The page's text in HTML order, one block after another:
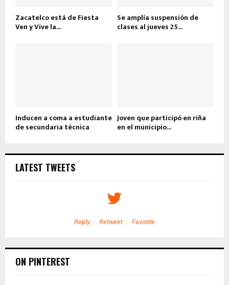
Zacatelco está de Fiesta
Ven y Vive la...
Se amplía suspensión de
clases al jueves 25...
Inducen a coma a estudiante
de secundaria técnica
Joven que participó en riña
en el municipio...
LATEST TWEETS
Reply Retweet Favorite
ON PINTEREST